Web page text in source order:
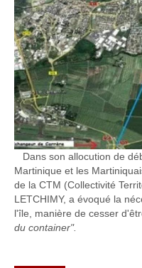
Dans son allocution de
Martinique et les
de la CTM (Collectivité
LETCHIMY, a évoqué la
l'île, manière de cesser
du container".